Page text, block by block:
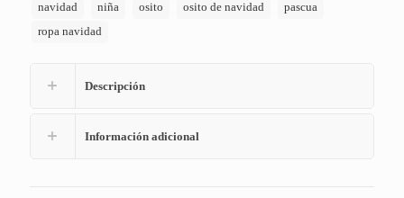
navidad
niña osito osito de navidad
pascua
ropa navidad
Descripción
Información adicional